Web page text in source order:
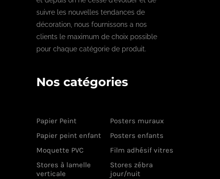
suivre les nouvelles tendances de
décoration, nous fournissons a nos
clients le maximum de choix possible
pour chaque catégorie de produit.
Nos catégories
Papier Peint
Posters muraux
Papier peint enfant
Posters enfants
Moquette PVC
Film adhésif vitres
Stores à lamelle
verticale
Stores zébra
jour/nuit